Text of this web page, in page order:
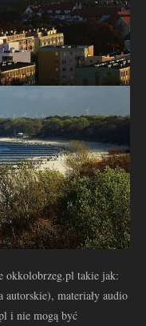
okkolobrzeg.pl takie jak:
autorskie), materiały audio
i nie mogą być